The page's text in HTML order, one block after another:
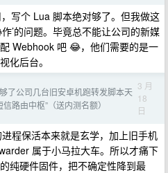
写个 Lua 脚本绝对够了。但我做这
’的问题。毕竟总不能让公司的新媒
Webhook 吧 😂，他们需要的是一
化后台。
了公司几台旧安卓机跑转发脚本天
路由中枢”（送内测名额）
3 月
18
日
程保活本来就是玄学，加上旧手机
属于小马拉大车。所以才痛下
纯硬件固件，把不确定性降到最